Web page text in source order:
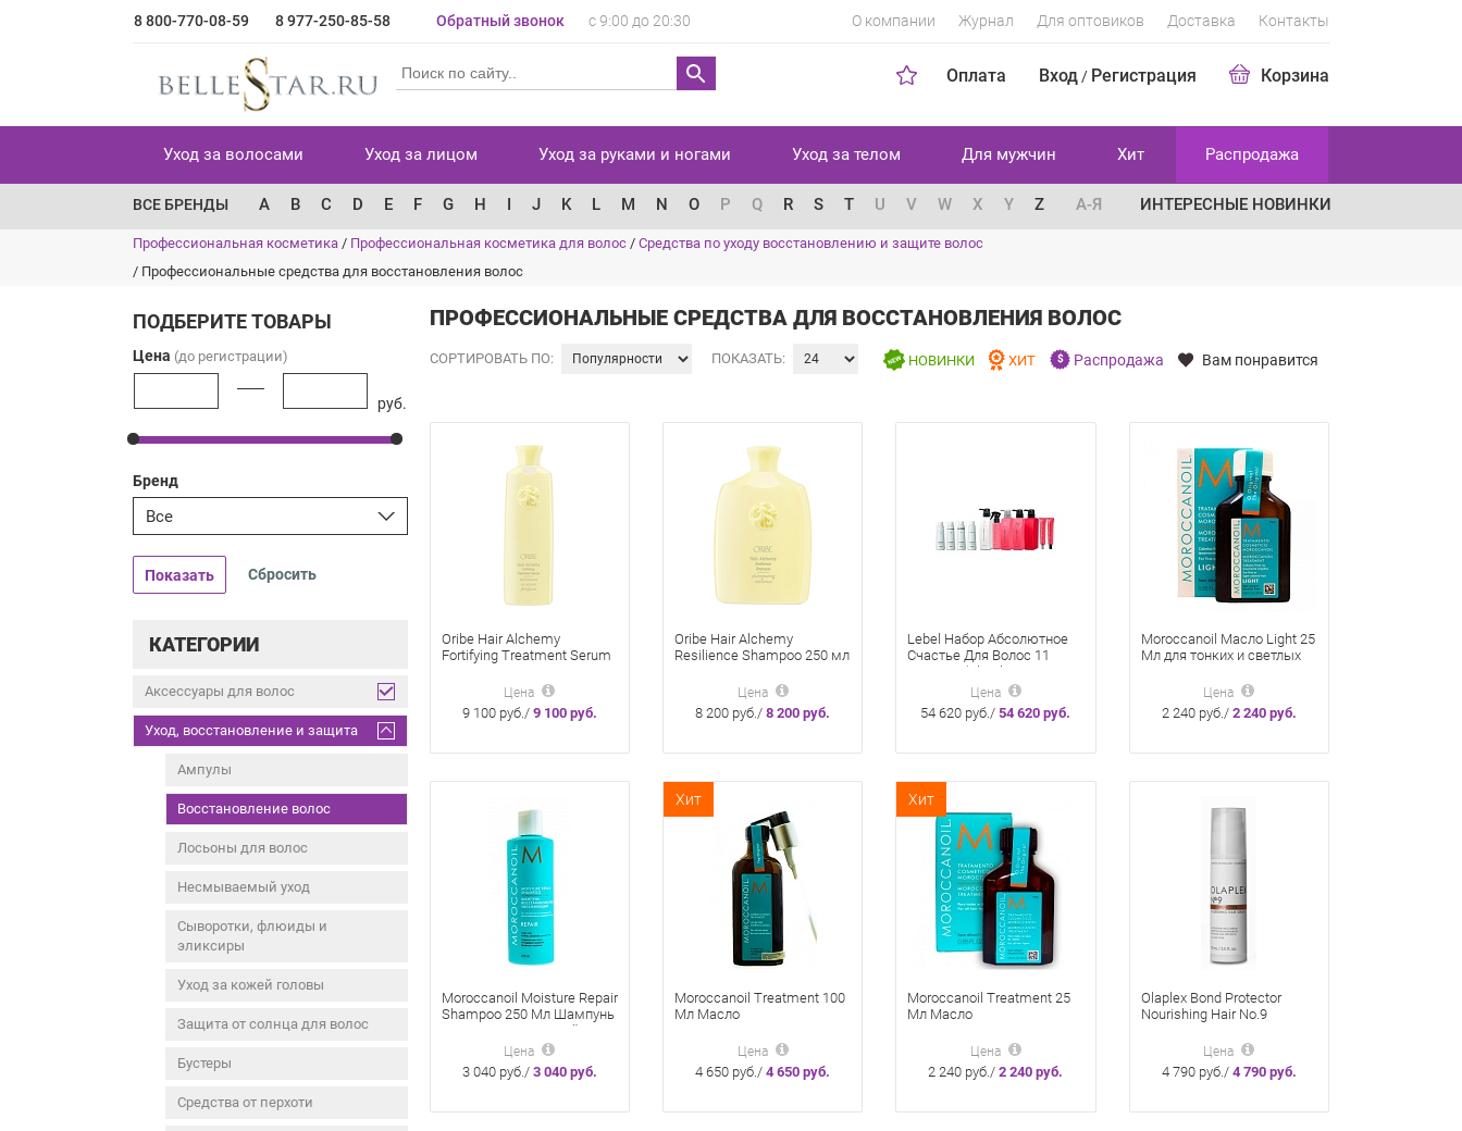
8 800-770-08-59 8 977-250-85-58 Обратный звонок с 9:00 до 20:30 О компании Журнал Для оптовиков Доставка Контакты
Оплата Вход / Регистрация Корзина
Уход за волосами Уход за лицом Уход за руками и ногами Уход за телом Для мужчин Хит Распродажа
ВСЕ БРЕНДЫ A B C D E F G H I J K L M N O P Q R S T U V W X Y Z А-Я ИНТЕРЕСНЫЕ НОВИНКИ
Профессиональная косметика / Профессиональная косметика для волос / Средства по уходу восстановлению и защите волос
/ Профессиональные средства для восстановления волос
ПОДБЕРИТЕ ТОВАРЫ
Цена (до регистрации)
руб.
Бренд
Все
Показать
КАТЕГОРИИ
Аксессуары для волос
Уход, восстановление и защита
Ампулы
Восстановление волос
Лосьоны для волос
Несмываемый уход
Сыворотки, флюиды и
эликсиры
Уход за кожей головы
Защита от солнца для волос
Бустеры
Средства от перхоти
ПРОФЕССИОНАЛЬНЫЕ СРЕДСТВА ДЛЯ ВОССТАНОВЛЕНИЯ ВОЛОС
СОРТИРОВАТЬ ПО: ПОКАЗАТЬ: НОВИНКИ ХИТ Распродажа Вам понравится
Oribe Hair Alchemy
Fortifying Treatment Serum
для укрепления
ослабленных волос «Сила
Возрождения»
Цена
9 100 руб./ 9 100 руб.
Oribe Hair Alchemy
Resilience Shampoo 250 мл
и сухости волос «Сила
Возрождения»
Цена
8 200 руб./8 200 руб.
Lebel Набор Абсолютное
Счастье Для Волос 11
Средств (Absolute
Happiness)Цена
54 620 руб./54 620 руб.
Moroccanoil Масло Light 25
Мл для тонких и светлых
Цена
2 240 руб./ 2 240 руб.
Moroccanoil Moisture Repair
Shampoo 250 Мл Шампунь
Восстанавливающий
Цена
3 040 руб./ 3 040 руб.
Хит
Moroccanoil Treatment 100
Мл Масло
Всех Типов Волос
Цена
4 650 руб./4 650 руб.
Хит
Moroccanoil Treatment 25
Мл Масло
Всех Типов Волос
Цена
2 240 руб./2 240 руб.
Olaplex Bond Protector
Nourishing Hair No.9
Цена
4 790 руб./ 4 790 руб.